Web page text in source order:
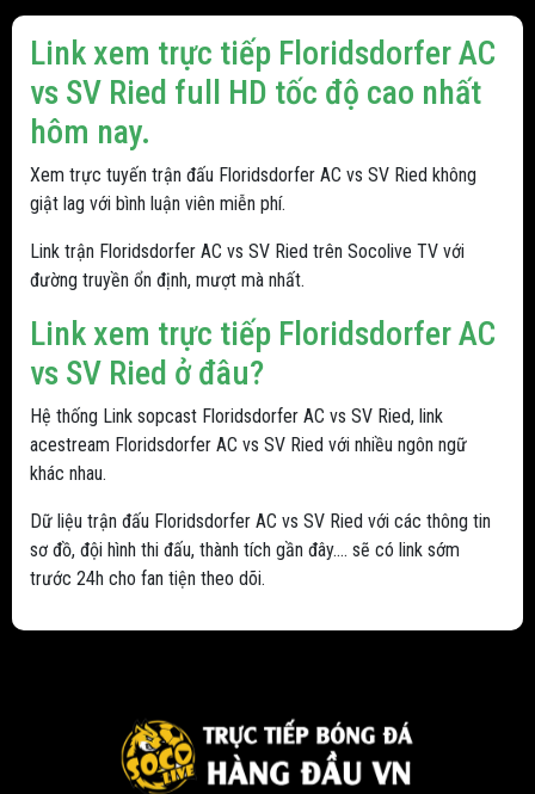
Link xem trực tiếp Floridsdorfer AC
vs SV Ried full HD tốc độ cao nhất
hôm nay.
Xem trực tuyến trận đấu Floridsdorfer AC vs SV Ried không
giật lag với bình luận viên miễn phí.
Link trận Floridsdorfer AC vs SV Ried trên Socolive TV với
đường truyền ổn định, mượt mà nhất.
Link xem trực tiếp Floridsdorfer AC
vs SV Ried ở đâu?
Hệ thống Link sopcast Floridsdorfer AC vs SV Ried, link
acestream Floridsdorfer AC vs SV Ried với nhiều ngôn ngữ
khác nhau.
Dữ liệu trận đấu Floridsdorfer AC vs SV Ried với các thông tin
sơ đồ, đội hình thi đấu, thành tích gần đây.... sẽ có link sớm
trước 24h cho fan tiện theo dõi.